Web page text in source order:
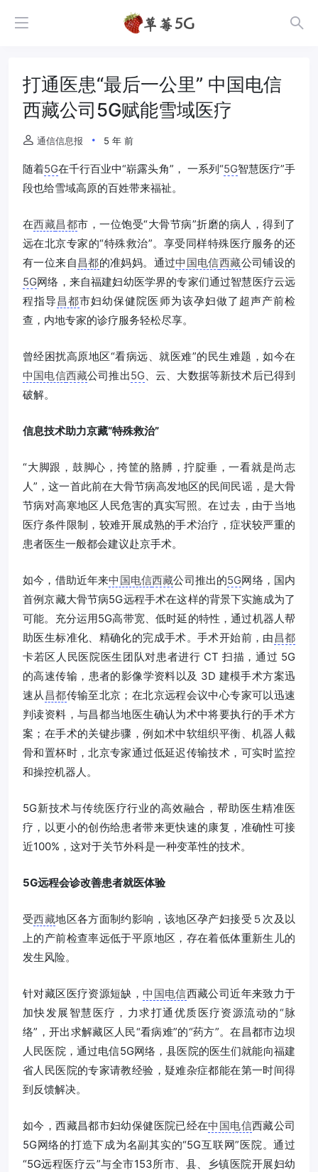
打通医患“最后一公里” 中国电信
西藏公司5G赋能雪域医疗
通信信息报 5 年 前
随着5G在千行百业中“崭露头角”， 一系列“5G智慧医疗”手
段也给雪域高原的百姓带来福祉。
在西藏昌都市，一位饱受“大骨节病”折磨的病人，得到了
远在北京专家的“特殊救治”。享受同样特殊医疗服务的还
有一位来自昌都的准妈妈。通过中国电信西藏公司铺设的
5G网络，来自福建妇幼医学界的专家们通过智慧医疗云远
程指导昌都市妇幼保健院医师为该孕妇做了超声产前检
查，内地专家的诊疗服务轻松尽享。
曾经困扰高原地区“看病远、就医难”的民生难题，如今在
中国电信西藏公司推出5G、云、大数据等新技术后已得到
破解。
信息技术助力京藏“特殊救治”
“大脚跟，鼓脚心，挎筐的胳膊，拧腚垂，一看就是尚志
人”，这一首此前在大骨节病高发地区的民间民谣，是大骨
节病对高寒地区人民危害的真实写照。在过去，由于当地
医疗条件限制，较难开展成熟的手术治疗，症状较严重的
患者医生一般都会建议赴京手术。
如今，借助近年来中国电信西藏公司推出的5G网络，国内
首例京藏大骨节病5G远程手术在这样的背景下实施成为了
可能。充分运用5G高带宽、低时延的特性，通过机器人帮
助医生标准化、精确化的完成手术。手术开始前，由昌都
卡若区人民医院医生团队对患者进行 CT 扫描，通过 5G
的高速传输，患者的影像学资料以及 3D 建模手术方案迅
速从 昌都传输至北京；在北京远程会议中心专家可以迅速
判读资料，与昌都当地医生确认为术中将要执行的手术方
案；在手术的关键步骤，例如术中软组织平衡、机器人截
骨和置杯时，北京专家通过低延迟传输技术，可实时监控
和操控机器人。
5G新技术与传统医疗行业的高效融合，帮助医生精准医
疗，以更小的创伤给患者带来更快速的康复，准确性可接
近100%，这对于关节外科是一种变革性的技术。
5G远程会诊改善患者就医体验
受西藏地区各方面制约影响，该地区孕产妇接受５次及以
上的产前检查率远低于平原地区，存在着低体重新生儿的
发生风险。
针对藏区医疗资源短缺，中国电信西藏公司近年来致力于
加快发展智慧医疗，力求打通优质医疗资源流动的“脉
络”，开出求解藏区人民“看病难”的“药方”。在昌都市边坝
人民医院，通过电信5G网络，县医院的医生们就能向福建
省人民医院的专家请教经验，疑难杂症都能在第一时间得
到反馈解决。
如今，西藏昌都市妇幼保健医院已经在中国电信西藏公司
5G网络的打造下成为名副其实的“5G互联网”医院。通过
“5G远程医疗云”与全市153所市、县、乡镇医院开展妇幼